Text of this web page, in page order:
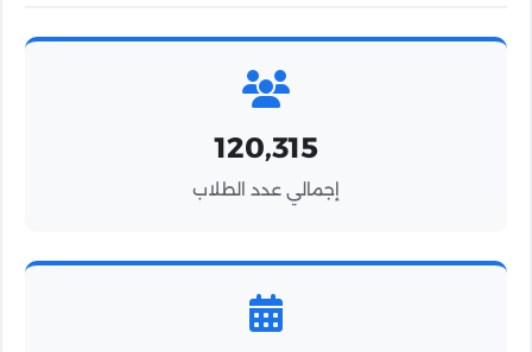
120,315
إجمالي عدد الطلاب